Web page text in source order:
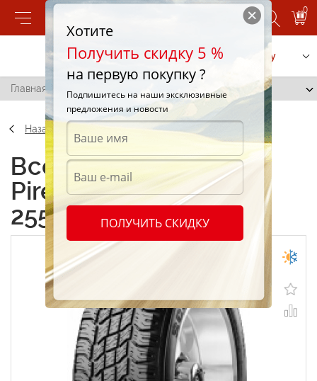
0
Позвонить Заказать услугу
Главная / Pirelli Scorpion S/T 255/65 R17 102H
Назад
Всесезонные шины
Pirelli Scorpion S/T
255/65 R17 102H
Хотите
Получить скидку 5 %
на первую покупку ?
Подпишитесь на наши эксклюзивные
предложения и новости
ПОЛУЧИТЬ СКИДКУ